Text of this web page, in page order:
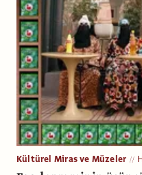
Kültürel Miras ve Müzeler